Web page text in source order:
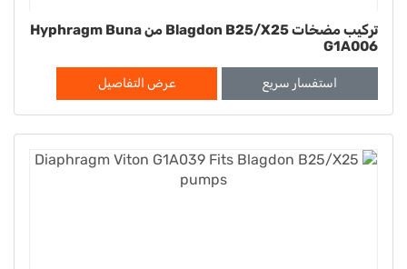
تركيب مضخات Blagdon B25/X25 من Hyphragm Buna
G1A006
استفسار سريع عرض التفاصيل